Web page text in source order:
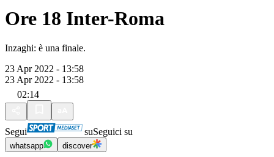
Ore 18 Inter-Roma
Inzaghi: è una finale.
23 Apr 2022 - 13:58
23 Apr 2022 - 13:58
02:14
Segui suSeguici su
whatsapp discover